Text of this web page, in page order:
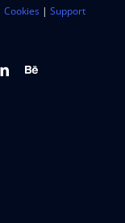
Cookies| Support